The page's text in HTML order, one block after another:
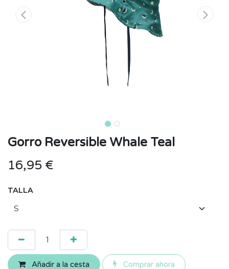
Gorro Reversible Whale Teal
16,95 €
TALLA
Añadir a la cesta Comprar ahora